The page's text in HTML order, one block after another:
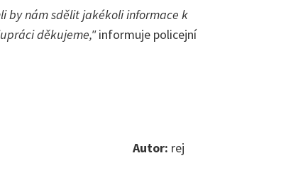
by nám sdělit jakékoli informace k
děkujeme,"informuje policejní
Autor: rej